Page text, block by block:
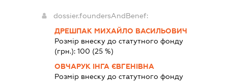
dossier.foundersAndBenef:
ДРЕШПАК МИХАЙЛО ВАСИЛЬОВИЧ
Розмір внеску до статутного фонду
(грн.):100 (25 %)
ОВЧАРУК ІНГА ЄВГЕНІВНА
Розмір внеску до статутного фонду